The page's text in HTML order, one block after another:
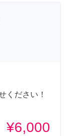
ください！
¥6,000